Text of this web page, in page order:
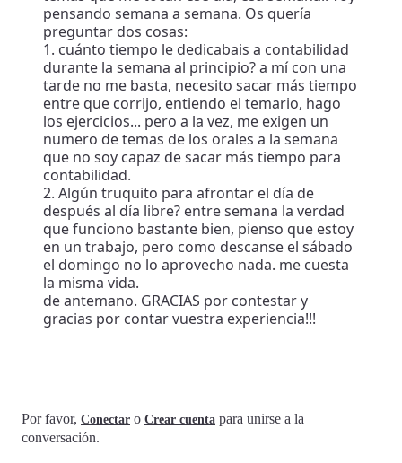
pensando semana a semana. Os quería
preguntar dos cosas:
1. cuánto tiempo le dedicabais a contabilidad
durante la semana al principio? a mí con una
tarde no me basta, necesito sacar más tiempo
entre que corrijo, entiendo el temario, hago
los ejercicios... pero a la vez, me exigen un
numero de temas de los orales a la semana
que no soy capaz de sacar más tiempo para
contabilidad.
2. Algún truquito para afrontar el día de
después al día libre? entre semana la verdad
que funciono bastante bien, pienso que estoy
en un trabajo, pero como descanse el sábado
el domingo no lo aprovecho nada. me cuesta
la misma vida.
de antemano. GRACIAS por contestar y
gracias por contar vuestra experiencia!!!
Por favor, Conectar o Crear cuenta para unirse a la
conversación.